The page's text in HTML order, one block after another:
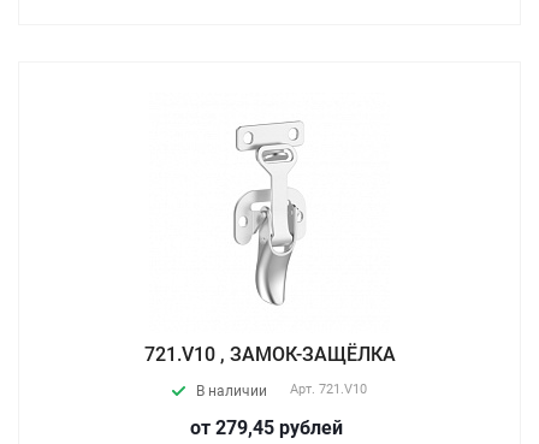
721.V10 , ЗАМОК-ЗАЩЁЛКА
В наличии Арт. 721.V10
от 279,45 рублей